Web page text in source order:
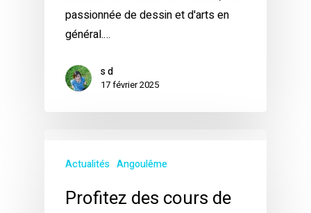
passionnée de dessin et d'arts en
général.…
s d
17 février 2025
Actualités Angoulême
Profitez des cours de